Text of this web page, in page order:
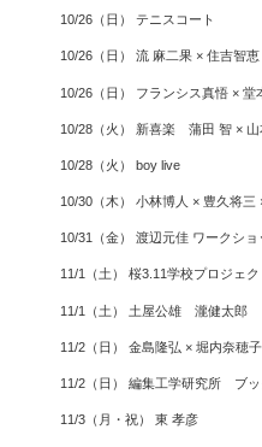
10/26（日） テニスコート
10/26（日） 流 麻二果 × 住吉智恵
10/26（日） フランシス真悟 × 堂
10/28（火） 新喜楽 蒲田 智 × 山
10/28（火） boy live
10/30（木） 小林博人 × 豊久将三
10/31（金） 渡辺元佳 ワークショ
11/1（土） 桜3.11学校プロジェク
11/1（土） 土屋公雄 瀧健太郎
11/2（日） 金島隆弘 × 堀内奈穂子
11/2（日） 編集工学研究所 ブッ
11/3（月・祝） 東 孝彦